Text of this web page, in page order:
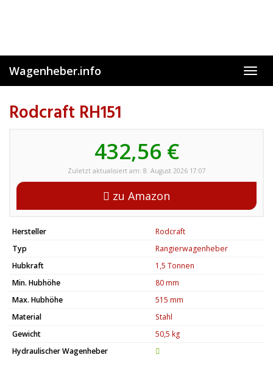
Wagenheber.info
Rodcraft RH151
432,56 €
Zuletzt aktualisiert am: 8. August 2026 17:07
zu Amazon
Hersteller
Rodcraft
Typ
Rangierwagenheber
Hubkraft
1,5 Tonnen
Min. Hubhöhe
80 mm
Max. Hubhöhe
515 mm
Material
Stahl
Gewicht
50,5 kg
Hydraulischer Wagenheber